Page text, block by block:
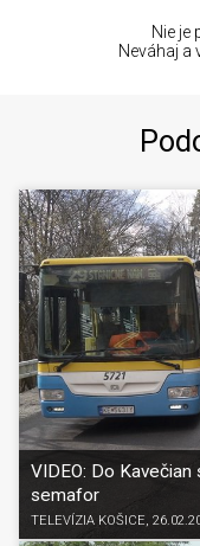
Nie je
Neváhaj a
VIDEO: Do
semafor
TELEVÍZIA KOŠICE,